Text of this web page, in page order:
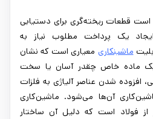
است قطعات ریخته‌گری برای دستیابی
یک پرداخت مطلوب نیاز به
ماشینکاری معیاری است که نشان
ماده خاص چقدر آسان یا سخت
افزوده شدن عناصر آلیاژی به فلزات
آن‌ها می‌شود. ماشین‌کاری
از فولاد است که دلیل آن ساختار